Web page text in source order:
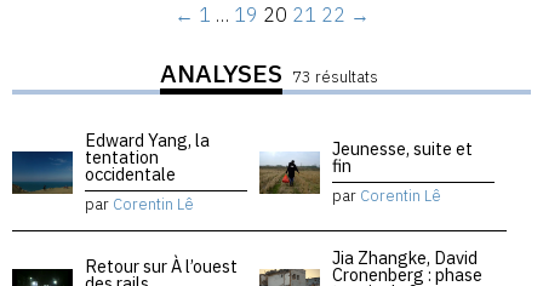
← 1 … 19 20 21 22 →
ANALYSES 73 résultats
Edward Yang, la
tentation
occidentale
par Corentin Lê
Jeunesse, suite et
fin
par Corentin Lê
Retour sur À l’ouest Jia Zhangke, David
Cronenberg : phase